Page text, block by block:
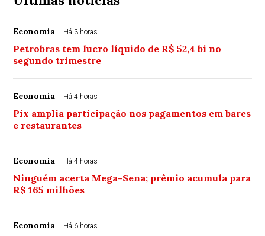
Economia Há 3 horas
Petrobras tem lucro líquido de R$ 52,4 bi no
segundo trimestre
Economia Há 4 horas
Pix amplia participação nos pagamentos em bares
e restaurantes
Economia Há 4 horas
Ninguém acerta Mega-Sena; prêmio acumula para
R$ 165 milhões
Economia Há 6 horas